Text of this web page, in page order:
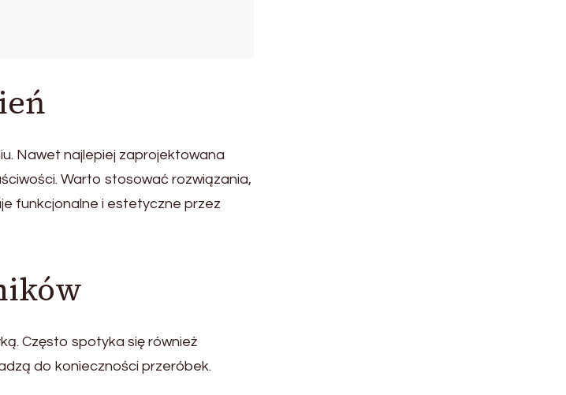
Nawet najlepiej zaprojektowana
Warto stosować rozwiązania,
funkcjonalne i estetyczne przez
Często spotyka się również
do konieczności przeróbek.